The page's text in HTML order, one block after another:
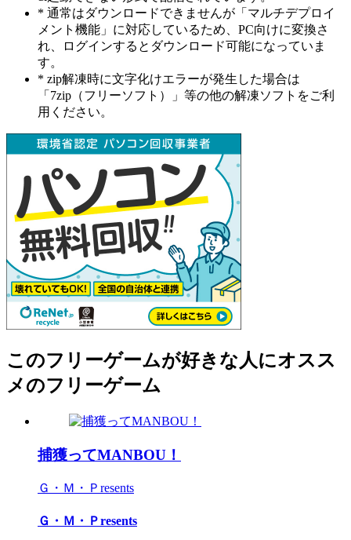
* 通常はダウンロードできませんが「マルチデプロイ
メント機能」に対応しているため、PC向けに変換さ
れ、ログインするとダウンロード可能になっていま
す。
* zip解凍時に文字化けエラーが発生した場合は
「7zip（フリーソフト）」等の他の解凍ソフトをご利
用ください。
このフリーゲームが好きな人にオスス
メのフリーゲーム
捕獲ってMANBOU！
Ｇ・Ｍ・Ｐresents
Ｇ・Ｍ・Ｐresents